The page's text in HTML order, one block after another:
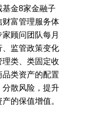
金8家金融子
富管理服务体
顾问团队每月
、监管政策变化
类、类固定收
类资产的配置
分散风险，提升
的保值增值。